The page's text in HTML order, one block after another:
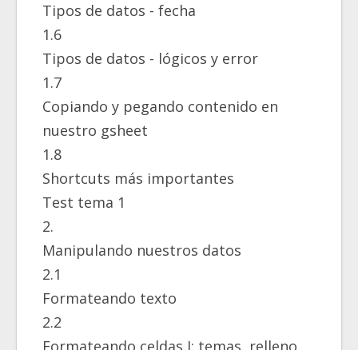
Tipos de datos - fecha
1.6
Tipos de datos - lógicos y error
1.7
Copiando y pegando contenido en
nuestro gsheet
1.8
Shortcuts más importantes
Test tema 1
2.
Manipulando nuestros datos
2.1
Formateando texto
2.2